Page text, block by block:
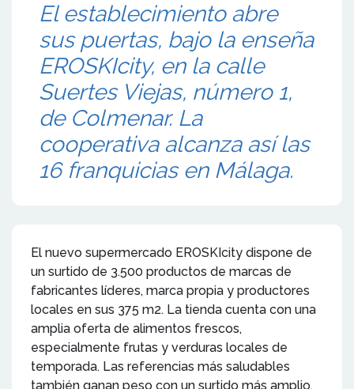
El establecimiento abre
sus puertas, bajo la enseña
EROSKIcity, en la calle
Suertes Viejas, número 1,
de Colmenar. La
cooperativa alcanza así las
16 franquicias en Málaga.
El nuevo supermercado EROSKIcity dispone de
un surtido de 3.500 productos de marcas de
fabricantes líderes, marca propia y productores
locales en sus 375 m2. La tienda cuenta con una
amplia oferta de alimentos frescos,
especialmente frutas y verduras locales de
temporada. Las referencias más saludables
también ganan peso con un surtido más amplio.